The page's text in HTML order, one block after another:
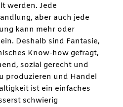
werden. Jede
aber auch jede
kann mehr oder
Deshalb sind Fantasie,
Know-how gefragt,
sozial gerecht und
produzieren und Handel
ist ein einfaches
schwierig